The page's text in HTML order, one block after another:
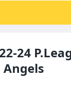
24
Angels